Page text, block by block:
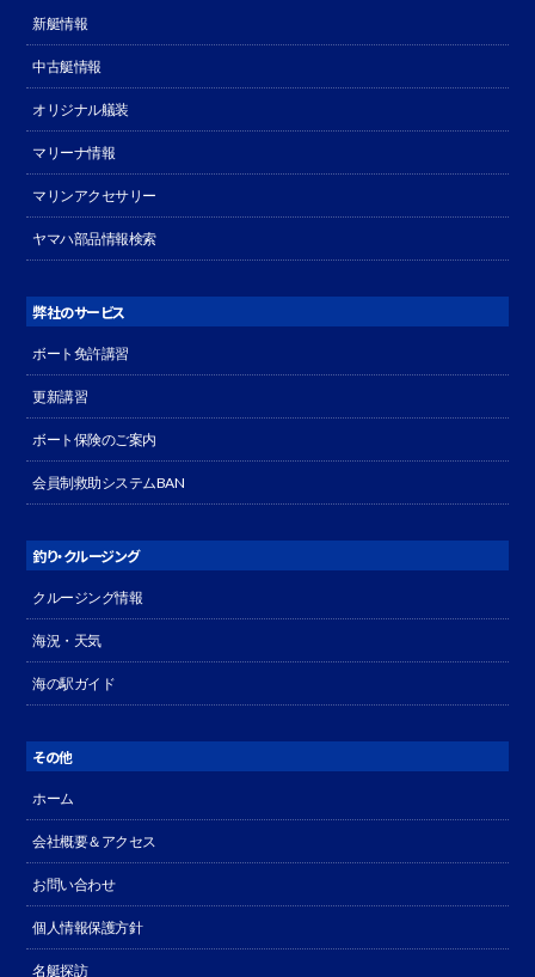
新艇情報
中古艇情報
オリジナル艤装
マリーナ情報
マリンアクセサリー
ヤマハ部品情報検索
弊社のサービス
ボート免許講習
更新講習
ボート保険のご案内
会員制救助システムBAN
釣り・クルージング
クルージング情報
海況・天気
海の駅ガイド
その他
ホーム
会社概要＆アクセス
お問い合わせ
個人情報保護方針
名艇探訪